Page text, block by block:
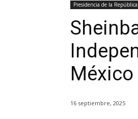
Presidencia de la República
México
16 septiembre, 2025